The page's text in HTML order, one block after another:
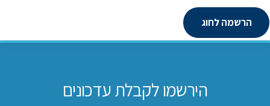
הרשמה לחוג
הירשמו לקבלת עדכונים